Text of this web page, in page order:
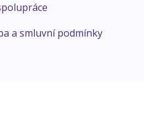
a smluvní podmínky